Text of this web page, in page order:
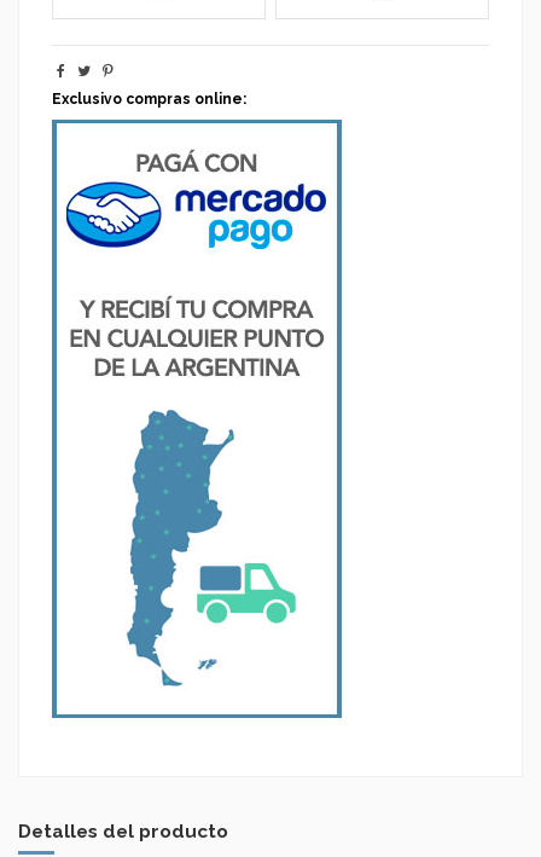
Exclusivo compras online:
Detalles del producto